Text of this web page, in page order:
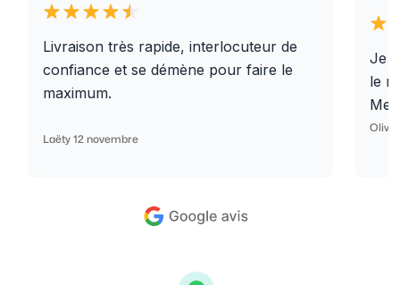
Livraison très rapide, interlocuteur de
confiance et se démène pour faire le
maximum.
Laëty 12 novembre
Je
le